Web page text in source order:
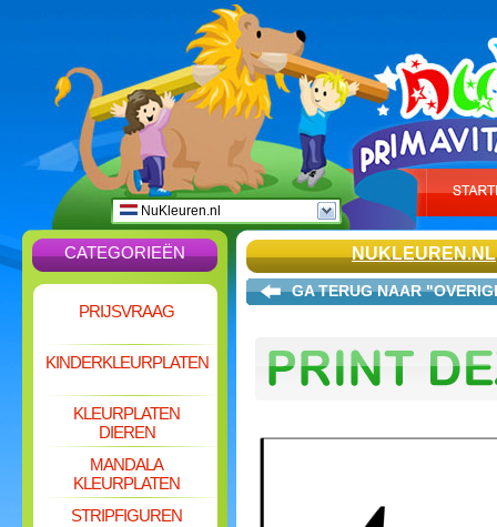
NuKleuren.nl
CATEGORIEËN
PRIJSVRAAG
KINDERKLEURPLATEN
KLEURPLATEN
DIEREN
MANDALA
KLEURPLATEN
STRIPFIGUREN
NUKLEUREN.NL
GA TERUG NAAR